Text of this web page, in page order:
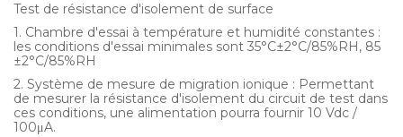
Test de résistance d'isolement de surface
1. Chambre d'essai à température et humidité constantes :
les conditions d'essai minimales sont 35°C±2°C/85%RH, 85
±2°C/85%RH
2. Système de mesure de migration ionique : Permettant
de mesurer la résistance d'isolement du circuit de test dans
ces conditions, une alimentation pourra fournir 10 Vdc /
100μA.